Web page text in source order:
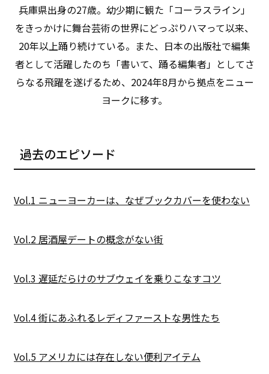
兵庫県出身の27歳。幼少期に観た「コーラスライン」
をきっかけに舞台芸術の世界にどっぷりハマって以来、
20年以上踊り続けている。また、日本の出版社で編集
者として活躍したのち「書いて、踊る編集者」としてさ
らなる飛躍を遂げるため、2024年8月から拠点をニュー
ヨークに移す。
過去のエピソード
Vol.1 ニューヨーカーは、なぜブックカバーを使わない
Vol.2 居酒屋デートの概念がない街
Vol.3 遅延だらけのサブウェイを乗りこなすコツ
Vol.4 街にあふれるレディファーストな男性たち
Vol.5 アメリカには存在しない便利アイテム